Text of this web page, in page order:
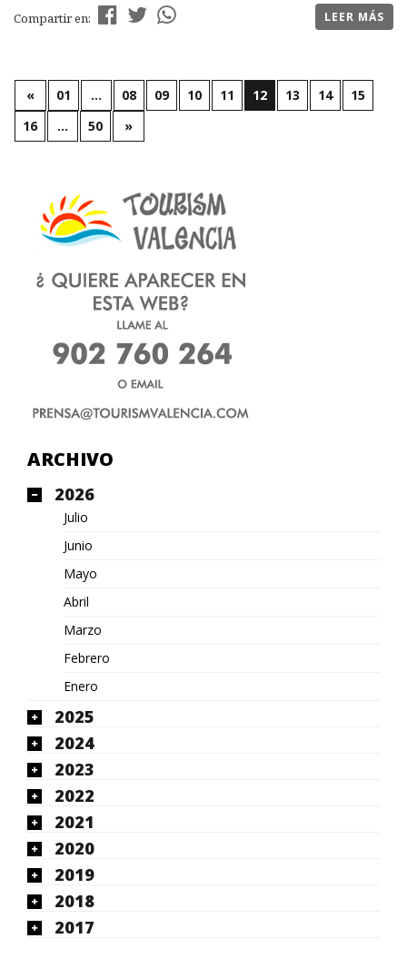
Compartir en: LEER MÁS
« 01 … 08 09 10 11 12 13 14
15
16
… 50 »
ARCHIVO
2026
Julio
Junio
Mayo
Abril
Marzo
Febrero
Enero
2025
2024
2023
2022
2021
2020
2019
2018
2017